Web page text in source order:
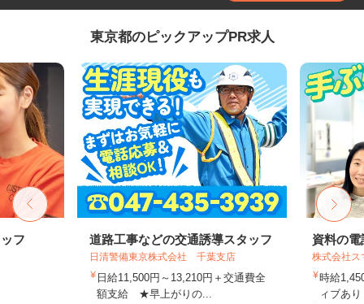
東京都のピックアップPR求人
フ 道路工事などの交通誘導スタッフ
日清警備東京株式会社 千葉支店
日給11,500円～13,210円＋交通費全
額支給 ★早上がりの...
資料の
株式会社ス
時給
ィブあ